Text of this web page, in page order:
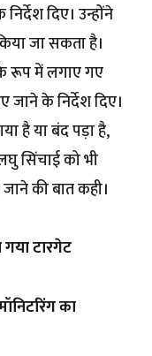
दिए। उन्होंने
जा सकता है।
रूप में लगाए गए
जाने के निर्देश दिए।
है या बंद पड़ा है,
सिंचाई को भी
की बात कही।
टारगेट
का